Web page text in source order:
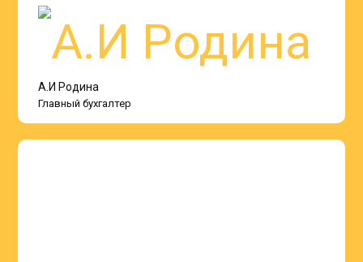
А.И Родина
Главный бухгалтер